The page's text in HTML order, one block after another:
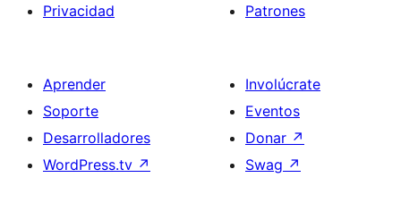
Privacidad
Patrones
Aprender
Soporte
Desarrolladores
WordPress.tv ↗
Involúcrate
Eventos
Donar ↗
Swag ↗